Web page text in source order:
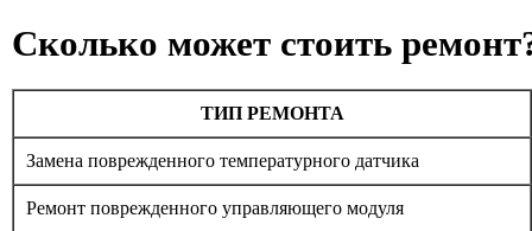
Сколько может стоить
ТИП РЕМОНТА
Замена поврежденного температурного датчика
Ремонт поврежденного управляющего модуля